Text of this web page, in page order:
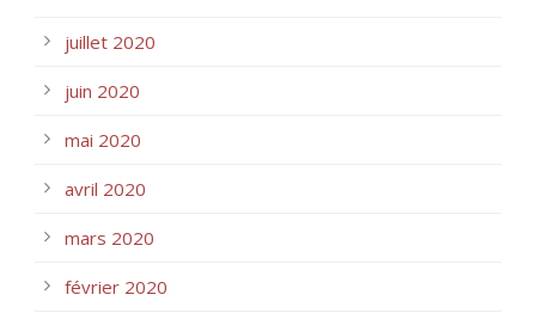
juillet 2020
juin 2020
mai 2020
avril 2020
mars 2020
février 2020